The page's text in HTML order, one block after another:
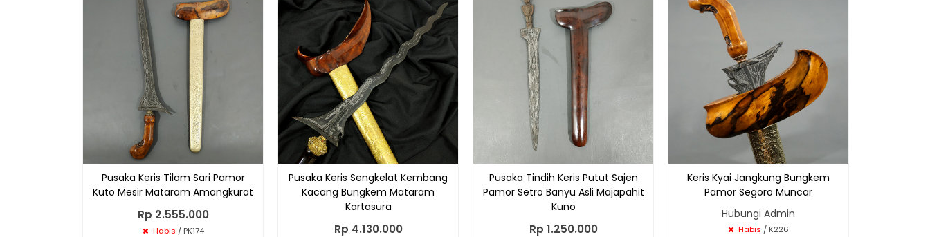
Pusaka Keris Tilam Sari Pamor
Kuto Mesir Mataram Amangkurat
Rp 2.555.000
Habis / PK174
Pusaka Keris Sengkelat Kembang
Kacang Bungkem Mataram
Kartasura
Rp 4.130.000
Pusaka Tindih Keris Putut Sajen
Pamor Setro Banyu Asli Majapahit
Kuno
Rp 1.250.000
Keris Kyai Jangkung Bungkem
Pamor Segoro Muncar
Hubungi Admin
Habis / K226